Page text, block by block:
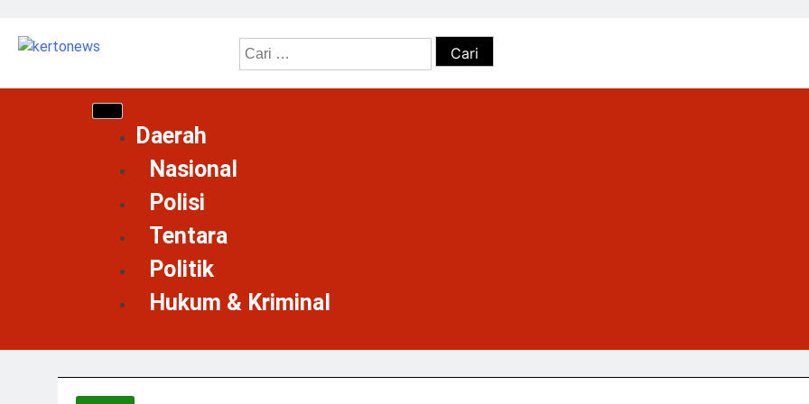
Daerah
Nasional
Polisi
Tentara
Politik
Hukum & Kriminal